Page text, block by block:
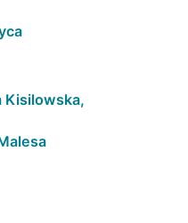
Kisilowska,